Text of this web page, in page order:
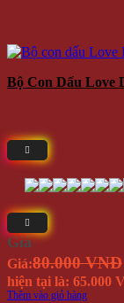
Bộ Con Dấu Love
Giá
Giá:80.000 VNĐ
hiện tại là: 65.000
Thêm vào giỏ hàng